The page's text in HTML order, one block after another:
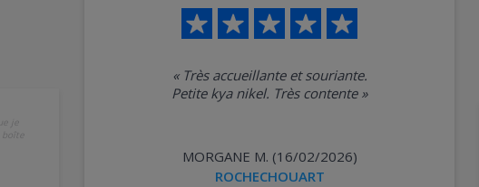
je
boîte
« Très accueillante et souriante.
Petite kya nikel. Très contente»
MORGANE M. (16/02/2026)
ROCHECHOUART